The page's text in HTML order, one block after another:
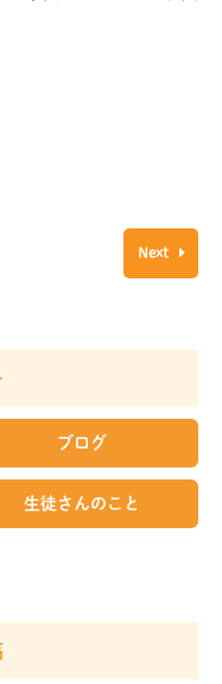
Next
ブログ
生徒さんのこと